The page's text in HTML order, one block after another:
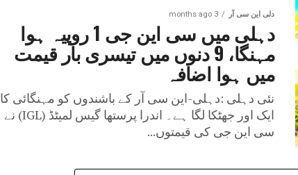
دلی این سی آر 3 months ago
دہلی میں سی این جی 1 روپیہ ہوا
مہنگا، 9 دنوں میں تیسری بار قیمت
میں ہوا اضافہ
نئی دہلی :دہلی-این سی آر کے باشندوں کو مہنگائی کا
ایک اور جھٹکا لگا ہے۔ اندرا پرستھا گیس لمیٹڈ (IGL) نے
سی این جی کی قیمتوں...